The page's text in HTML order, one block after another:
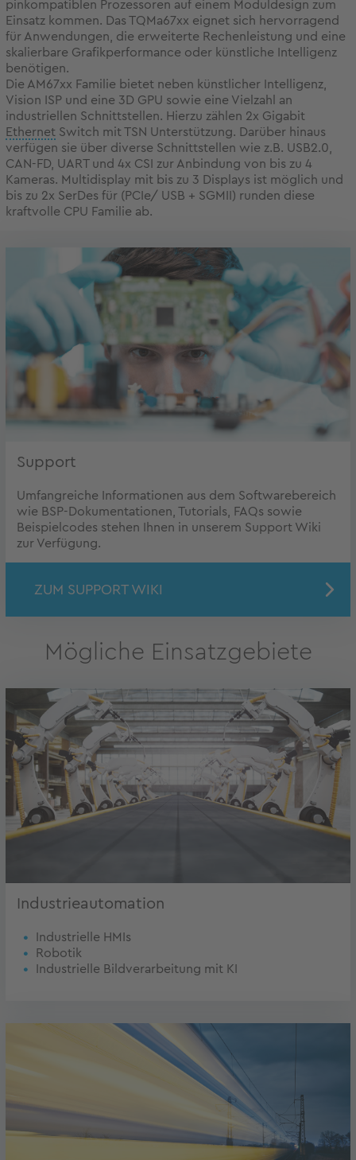
pinkompatiblen Prozessoren auf einem Moduldesign zum
Einsatz kommen. Das TQMa67xx eignet sich hervorragend
für Anwendungen, die erweiterte Rechenleistung und eine
skalierbare Grafikperformance oder künstliche Intelligenz
benötigen.
Die AM67xx Familie bietet neben künstlicher Intelligenz,
Vision ISP und eine 3D GPU sowie eine Vielzahl an
industriellen Schnittstellen. Hierzu zählen 2x Gigabit
Ethernet Switch mit TSN Unterstützung. Darüber hinaus
verfügen sie über diverse Schnittstellen wie z.B. USB2.0,
CAN-FD, UART und 4x CSI zur Anbindung von bis zu 4
Kameras. Multidisplay mit bis zu 3 Displays ist möglich und
bis zu 2x SerDes für (PCIe/ USB + SGMII) runden diese
kraftvolle CPU Familie ab.
Support
Umfangreiche Informationen aus dem Softwarebereich
wie BSP-Dokumentationen, Tutorials, FAQs sowie
Beispielcodes stehen Ihnen in unserem Support Wiki
zur Verfügung.
ZUM SUPPORT WIKI
Mögliche Einsatzgebiete
Industrieautomation
Industrielle HMIs
Robotik
Industrielle Bildverarbeitung mit KI